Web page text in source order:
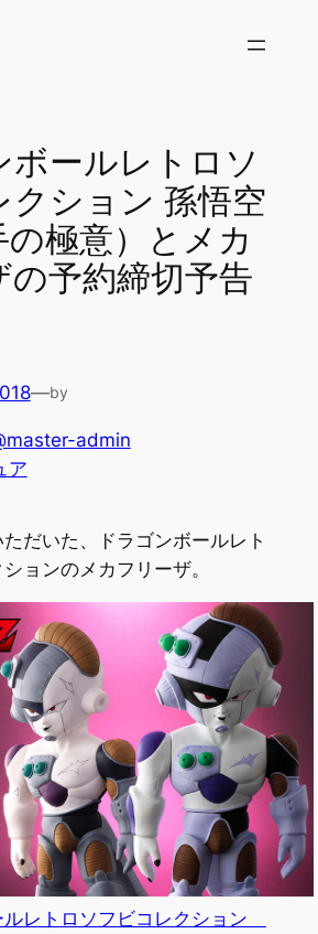
ボールレトロソ
クション 孫悟空
の極意）とメカ
の予約締切予告
—by
admin
ア
だいた、ドラゴンボールレト
ョンのメカフリーザ。
ルレトロソフビコレクション